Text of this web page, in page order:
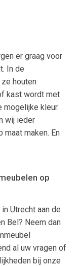
er graag voor
In de
houten
kast wordt met
mogelijke kleur.
wij ieder
maat maken. En
op
Utrecht aan de
Bel? Neem dan
al uw vragen of
bij onze